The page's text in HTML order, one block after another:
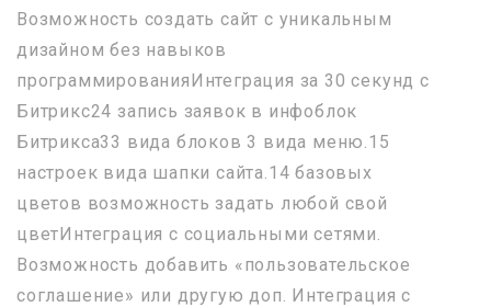
Возможность создать сайт с уникальным
дизайном без навыков
программированияИнтеграция за 30 секунд с
Битрикс24 запись заявок в инфоблок
Битрикса33 вида блоков 3 вида меню.15
настроек вида шапки сайта.14 базовых
цветов возможность задать любой свой
цветИнтеграция с социальными сетями.
Возможность добавить «пользовательское
соглашение» или другую доп. Интеграция с